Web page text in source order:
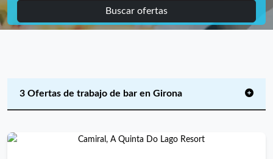
Buscar ofertas
3 Ofertas de trabajo de bar en Girona